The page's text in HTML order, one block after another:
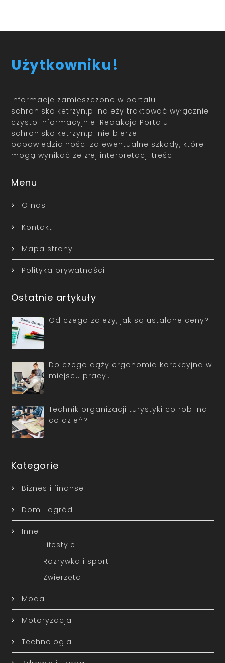
Użytkowniku!
Informacje zamieszczone w portalu
schronisko.ketrzyn.pl należy traktować wyłącznie
czysto informacyjnie. Redakcja Portalu
schronisko.ketrzyn.pl nie bierze
odpowiedzialności za ewentualne szkody, które
mogą wynikać ze złej interpretacji treści.
Menu
O nas
Kontakt
Mapa strony
Polityka prywatności
Ostatnie artykuły
Od czego zależy, jak są ustalane ceny?
Do czego dąży ergonomia korekcyjna w
miejscu pracy…
Technik organizacji turystyki co robi na
co dzień?
Kategorie
Biznes i finanse
Dom i ogród
Inne
Lifestyle
Rozrywka i sport
Zwierzęta
Moda
Motoryzacja
Technologia